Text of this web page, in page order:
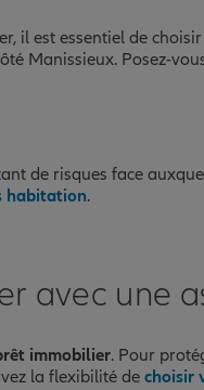
il est essentiel de
Manissieux. Posez-
de risques face
habitation.
avec une
immobilier. Pour
la flexibilité de choisir